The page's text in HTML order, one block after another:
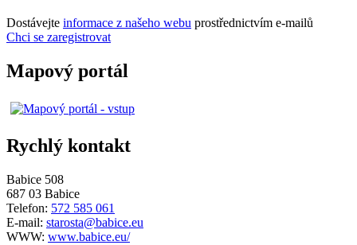
Dostávejte informace z našeho webu prostřednictvím e-mailů
Chci se zaregistrovat
Mapový portál
Rychlý kontakt
Babice 508
687 03 Babice
Telefon: 572 585 061
E-mail: starosta@babice.eu
WWW: www.babice.eu/